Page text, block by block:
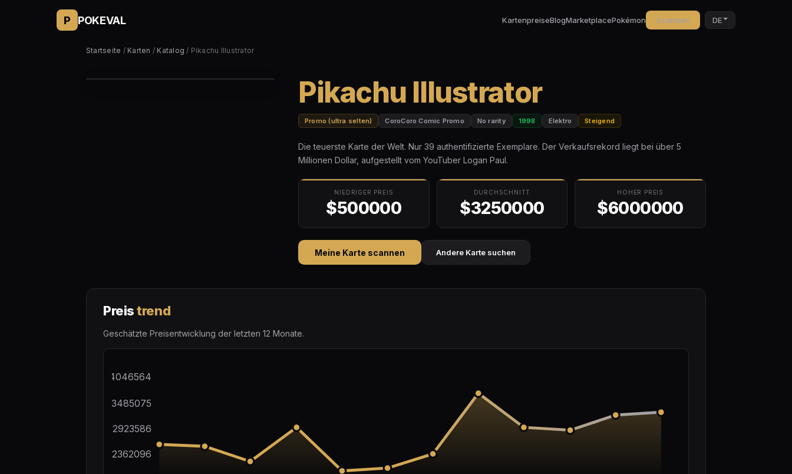
P POKEVAL KartenpreiseBlogMarketplacePokémon Scannen DE
Startseite / Karten / Katalog / Pikachu Illustrator
Pikachu Illustrator
Promo (ultra selten) CoroCoro Comic Promo No rarity 1998 Elektro Steigend
Die teuerste Karte der Welt. Nur 39 authentifizierte Exemplare. Der Verkaufsrekord liegt bei über 5
Millionen Dollar, aufgestellt vom YouTuber Logan Paul.
NIEDRIGER PREIS
$500000
DURCHSCHNITT
$3250000
HOHER PREIS
$6000000
Meine Karte scannen Andere Karte suchen
Preistrend
Geschätzte Preisentwicklung der letzten 12 Monate.
$2362096
$2923586
$3485075
$4046564